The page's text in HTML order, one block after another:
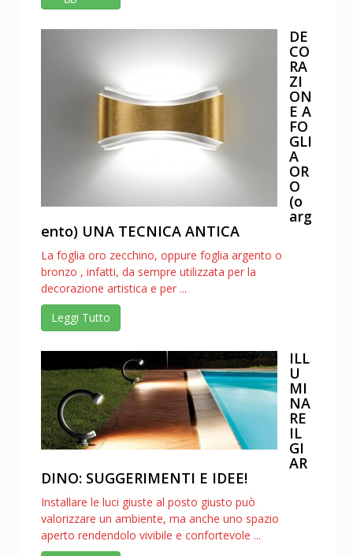
DE
CO
RA
ZI
ON
E A
FO
GLI
A
OR
O
(o
arg
ento) UNA TECNICA ANTICA
La foglia oro zecchino, oppure foglia argento o
bronzo , infatti, da sempre utilizzata per la
decorazione artistica e per ...
Leggi Tutto
ILL
U
MI
NA
RE
IL
GI
AR
DINO: SUGGERIMENTI E IDEE!
Installare le luci giuste al posto giusto può
valorizzare un ambiente, ma anche uno spazio
aperto rendendolo vivibile e confortevole ...